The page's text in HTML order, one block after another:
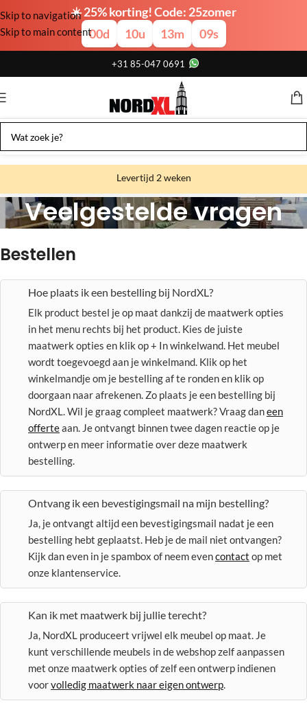
☀️ 25% korting! Code: 25zomer
00d 10u 13m 08s
Skip to navigation
Skip to main content
+31 85-047 0691
Levertijd 2 weken
Gratis verzending
Gratis afhalen
Veelgestelde vragen
Bestellen
Hoe plaats ik een bestelling bij NordXL?
Elk product bestel je op maat dankzij de maatwerk opties
in het menu rechts bij het product. Kies de juiste
maatwerk opties en klik op + In winkelwand. Het meubel
wordt toegevoegd aan je winkelmand. Klik op het
winkelmandje om je bestelling af te ronden en klik op
doorgaan naar afrekenen. Zo plaats je een bestelling bij
NordXL. Wil je graag compleet maatwerk? Vraag daneen
offerteaan. Je ontvangt binnen twee dagen reactie op je
ontwerp en meer informatie over deze maatwerk
bestelling.
Ontvang ik een bevestigingsmail na mijn bestelling?
Ja, je ontvangt altijd een bevestigingsmail nadat je een
bestelling hebt geplaatst. Heb je de mail niet ontvangen?
Kijk dan even in je spambox of neem evencontact op met
onze klantenservice.
Kan ik met maatwerk bij jullie terecht?
Ja, NordXL produceert vrijwel elk meubel op maat. Je
kunt verschillende meubels in de webshop zelf aanpassen
met onze maatwerk opties of zelf een ontwerp indienen
voorvolledig maatwerk naar eigen ontwerp.